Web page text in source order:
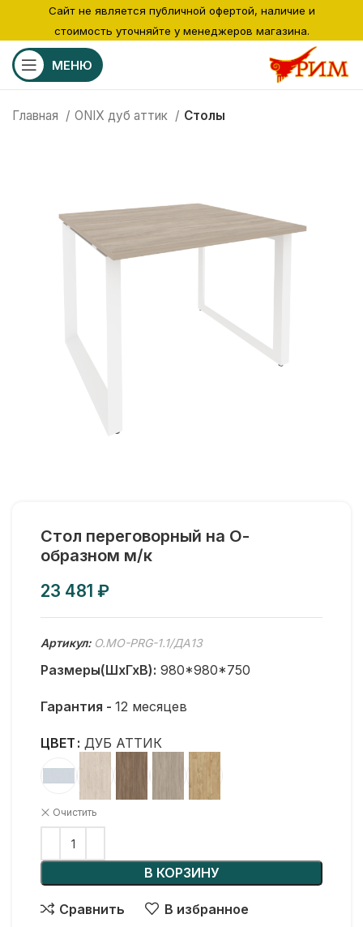
МЕНЮ
Главная ONIX дуб аттик Столы
Стол переговорный на О-
образном м/к
₽
Артикул: O.MO-PRG-1.1/ДА13
Размеры(ШхГхВ): 980*980*750
Гарантия - 12 месяцев
ЦВЕТ ДУБ АТТИК
Очистить
В КОРЗИНУ
Сравнить В избранное
Сайт не является публичной офертой, наличие и
стоимость уточняйте у менеджеров магазина.